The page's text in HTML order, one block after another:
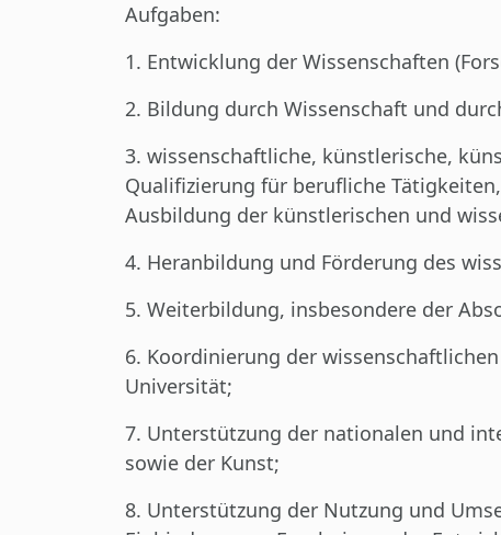
Aufgaben:
1. Entwicklung der Wissenschaften
2. Bildung durch Wissenschaft und
3. wissenschaftliche, künstlerische,
Qualifizierung für berufliche
Ausbildung der künstlerischen und
4. Heranbildung und Förderung des
5. Weiterbildung, insbesondere der
6. Koordinierung der
Universität;
7. Unterstützung der nationalen und
sowie der Kunst;
8. Unterstützung der Nutzung und